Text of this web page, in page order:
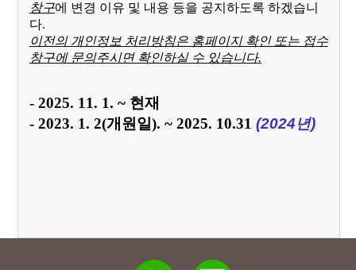
창구에 변경 이유 및 내용 등을 공지하도록 하겠습니
다.
이전의 개인정보 처리방침은 홈페이지 확인 또는 접수
창구에 문의주시면 확인하실 수 있습니다.
- 2025. 11. 1. ~ 현재
- 2023. 1. 2(개원일). ~ 2025. 10.31 (2024년)